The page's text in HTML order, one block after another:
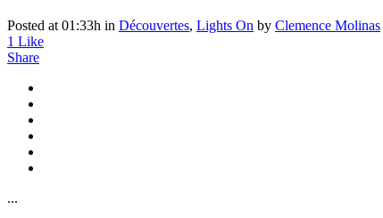
Posted at 01:33h in Découvertes, Lights On by Clemence Molinas
1 Like
Share
...